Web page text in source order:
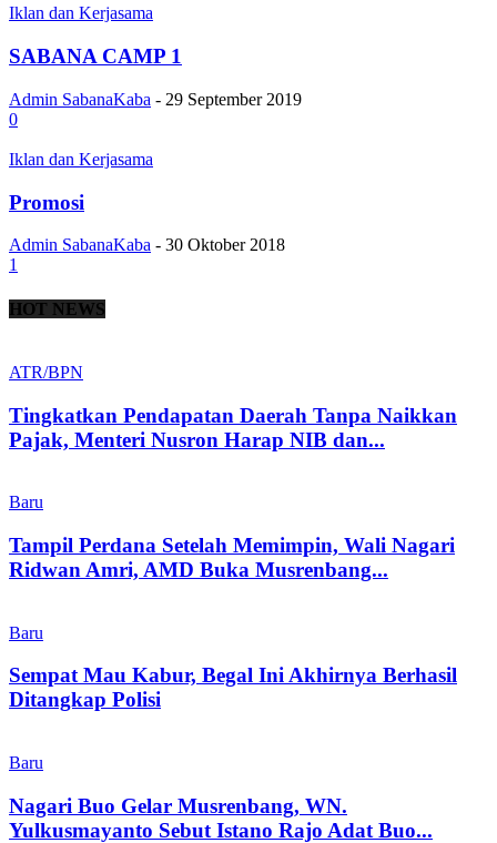
Iklan dan Kerjasama
SABANA CAMP 1
Admin SabanaKaba - 29 September 2019
0
Iklan dan Kerjasama
Promosi
Admin SabanaKaba - 30 Oktober 2018
1
HOT NEWS
ATR/BPN
Tingkatkan Pendapatan Daerah Tanpa Naikkan
Pajak, Menteri Nusron Harap NIB dan...
Baru
Tampil Perdana Setelah Memimpin, Wali Nagari
Ridwan Amri, AMD Buka Musrenbang...
Baru
Sempat Mau Kabur, Begal Ini Akhirnya Berhasil
Ditangkap Polisi
Baru
Nagari Buo Gelar Musrenbang, WN.
Yulkusmayanto Sebut Istano Rajo Adat Buo...